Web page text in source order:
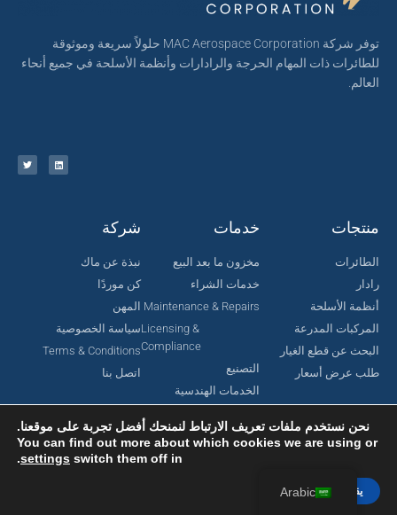
توفر شركة MAC Aerospace Corporation حلولاً سريعة وموثوقة
للطائرات ذات المهام الحرجة والرادارات وأنظمة الأسلحة في جميع أنحاء
العالم.
منتجات
الطائرات
رادار
أنظمة الأسلحة
المركبات المدرعة
البحث عن قطع الغيار
طلب عرض أسعار
خدمات
مخزون ما بعد البيع
خدمات الشراء
Maintenance & Repairs
Licensing &
Compliance
التصنيع
الخدمات الهندسية
شركة
نبذة عن ماك
كن موردًا
المهن
سياسة الخصوصية
Terms & Conditions
اتصل بنا
Arabic
نحن نستخدم ملفات تعريف الارتباط لنمنحك أفضل تجربة على موقعنا.
You can find out more about which cookies we are using or
switch them off in
settings
.
يقبل